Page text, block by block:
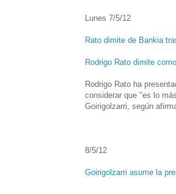
Lunes 7/5/12
Rato dimite de Bankia
Rodrigo Rato dimite
Rodrigo Rato ha
considerar que "es lo
Goirigolzarri, según
8/5/12
Goirigolzarri asume la